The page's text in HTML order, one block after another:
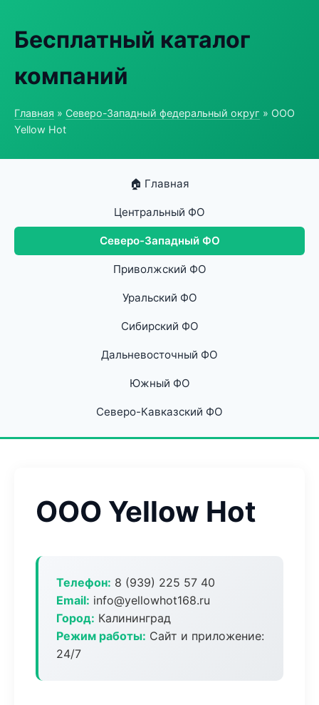
Бесплатный каталог
компаний
Главная » Северо-Западный федеральный округ » ООО
Yellow Hot
🏠 Главная
Центральный ФО
Северо-Западный ФО
Приволжский ФО
Уральский ФО
Сибирский ФО
Дальневосточный ФО
Южный ФО
Северо-Кавказский ФО
ООО Yellow Hot
Телефон: 8 (939) 225 57 40
Email: info@yellowhot168.ru
Город: Калининград
Режим работы: Сайт и приложение:
24/7